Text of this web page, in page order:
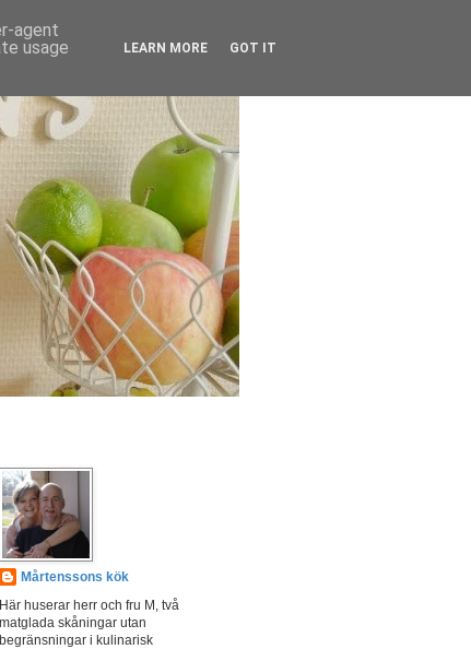
Mårtenssons kök
Här huserar herr och fru M, två
matglada skåningar utan
begränsningar i kulinarisk
agent
usage
LEARN MORE GOT IT